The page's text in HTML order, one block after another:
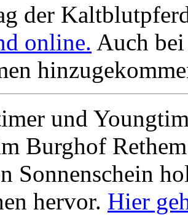
der
online. Auch
und
Burghof
Sonnenschein
hervor. Hier